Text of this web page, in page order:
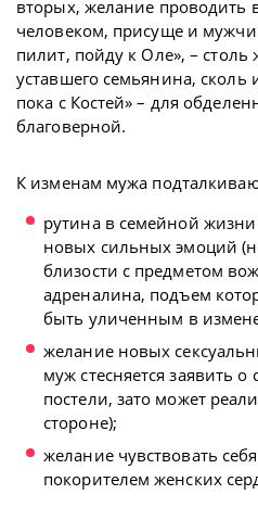
вторых, желание проводить
человеком, присуще и
пилит, пойду к Оле», – столь
уставшего семьянина, сколь
пока с Костей» – для
благоверной.
К изменам мужа
рутина в семейной
новых сильных эмоций
близости с предметом
адреналина, подъем
быть уличенным в
желание новых
муж стесняется заявить о
постели, зато может
стороне);
желание чувствовать
покорителем женских